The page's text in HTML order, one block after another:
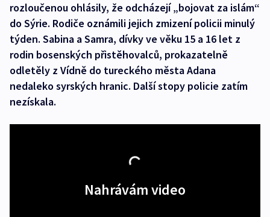
rozloučenou ohlásily, že odcházejí „bojovat za islám“
do Sýrie. Rodiče oznámili jejich zmizení policii minulý
týden. Sabina a Samra, dívky ve věku 15 a 16 let z
rodin bosenských přistěhovalců, prokazatelně
odletěly z Vídně do tureckého města Adana
nedaleko syrských hranic. Další stopy policie zatím
nezískala.
Nahrávám video